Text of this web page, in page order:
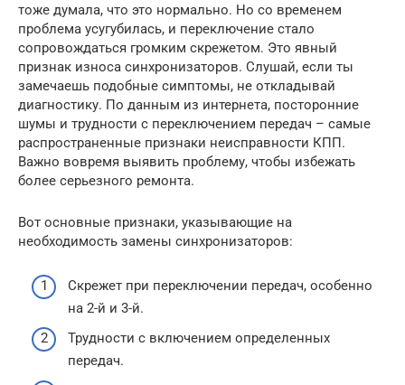
тоже думала, что это нормально. Но со временем
проблема усугубилась, и переключение стало
сопровождаться громким скрежетом. Это явный
признак износа синхронизаторов. Слушай, если ты
замечаешь подобные симптомы, не откладывай
диагностику. По данным из интернета, посторонние
шумы и трудности с переключением передач – самые
распространенные признаки неисправности КПП.
Важно вовремя выявить проблему, чтобы избежать
более серьезного ремонта.
Вот основные признаки, указывающие на
необходимость замены синхронизаторов:
Скрежет при переключении передач, особенно
на 2-й и 3-й.
Трудности с включением определенных
передач.